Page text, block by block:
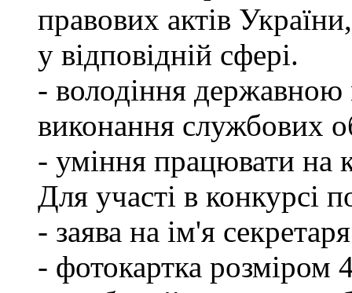
правових актів
у відповідній сфері.
- володіння державною
виконання службових
- уміння працювати на
Для участі в конкурсі
- заява на ім'я
- фотокартка розміром